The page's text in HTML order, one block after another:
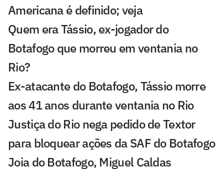
Americana é definido; veja
Quem era Tássio, ex-jogador do
Botafogo que morreu em ventania no
Rio?
Ex-atacante do Botafogo, Tássio morre
aos 41 anos durante ventania no Rio
Justiça do Rio nega pedido de Textor
para bloquear ações da SAF do Botafogo
Joia do Botafogo, Miguel Caldas